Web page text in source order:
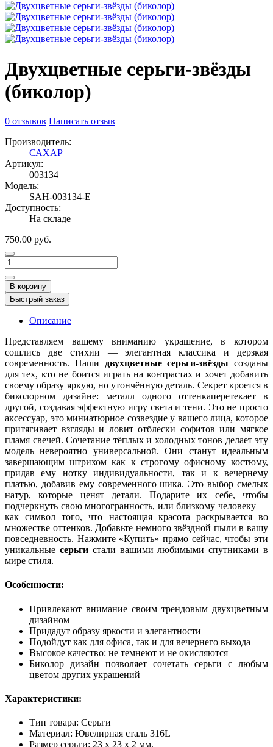
Двухцветные серьги-звёзды
(биколор)
0 отзывов Написать отзыв
Производитель:
САХАР
Артикул:
003134
Модель:
SAH-003134-E
Доступность:
На складе
750.00 руб.
В корзину
Быстрый заказ
Описание
Представляем вашему вниманию украшение, в котором
сошлись две стихии — элегантная классика и дерзкая
современность. Наши двухцветные серьги-звёзды созданы
для тех, кто не боится играть на контрастах и хочет добавить
своему образу яркую, но утончённую деталь. Секрет кроется в
биколорном дизайне: металл одного оттенкаперетекает в
другой, создавая эффектную игру света и тени. Это не просто
аксессуар, это миниатюрное созвездие у вашего лица, которое
притягивает взгляды и ловит отблески софитов или мягкое
пламя свечей. Сочетание тёплых и холодных тонов делает эту
модель невероятно универсальной. Они станут идеальным
завершающим штрихом как к строгому офисному костюму,
придав ему нотку индивидуальности, так и к вечернему
платью, добавив ему современного шика. Это выбор смелых
натур, которые ценят детали. Подарите их себе, чтобы
подчеркнуть свою многогранность, или близкому человеку —
как символ того, что настоящая красота раскрывается во
множестве оттенков. Добавьте немного звёздной пыли в вашу
повседневность. Нажмите «Купить» прямо сейчас, чтобы эти
уникальные серьгистали вашими любимыми спутниками в
мире стиля.
Особенности:
Привлекают внимание своим трендовым двухцветным
дизайном
Придадут образу яркости и элегантности
Подойдут как для офиса, так и для вечернего выхода
Высокое качество: не темнеют и не окисляются
Биколор дизайн позволяет сочетать серьги с любым
цветом других украшений
Характеристики:
Тип товара: Серьги
Материал: Ювелирная сталь 316L
Размер серьги: 23 x 23 x 2 мм.